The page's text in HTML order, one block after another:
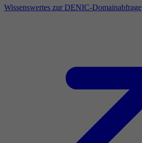
Wissenswertes zur DENIC-Domainabfrage